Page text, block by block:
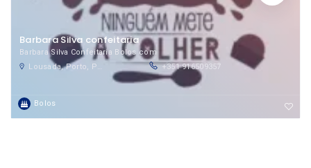
Barbara Silva confeitaria
Barbara Silva Confeitaria Bolos com
Lousada, Porto, Portugal
+351 916509357
Bolos